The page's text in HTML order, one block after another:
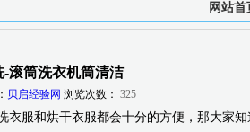
网站首
滚筒洗衣机筒清洁
贝启经验网 浏览次数： 325
服和烘干衣服都会十分的方便，那大家知